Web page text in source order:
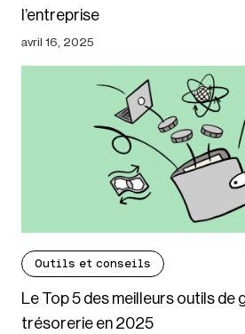
l’entreprise
avril 16, 2025
Outils et conseils
Le Top 5 des meilleurs outils de
trésorerie en 2025